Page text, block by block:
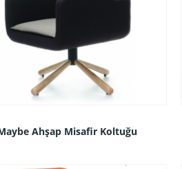
Ahşap Misafir Koltuğu